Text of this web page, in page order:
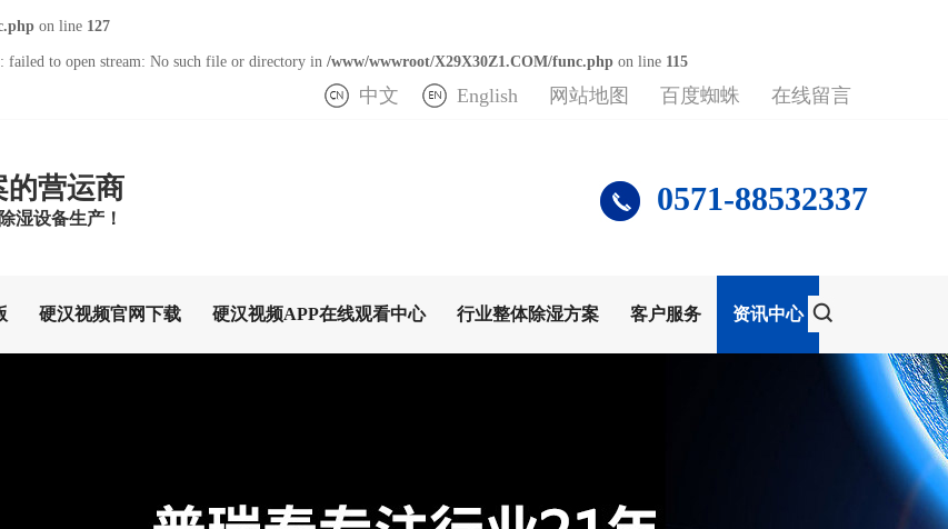
on line 127
failed to open stream: No such file or directory in /www/wwwroot/X29X30Z1.COM/func.php on line 115
中文 English 网站地图 百度蜘蛛 在线留言
的营运商
湿设备生产！
0571-88532337
硬汉视频官网下载 硬汉视频APP在线观看中心 行业整体除湿方案 客户服务 资讯中心